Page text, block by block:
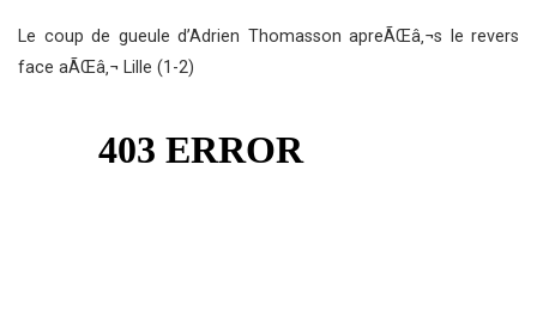
Le coup de gueule d’Adrien Thomasson apreÃŒâ‚¬s le revers
face aÃŒâ‚¬ Lille (1-2)